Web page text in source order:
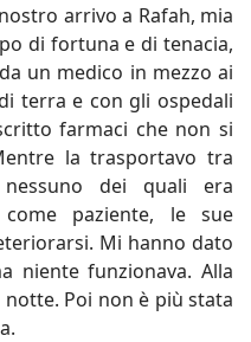
arrivo a Rafah, mia
di fortuna e di tenacia,
un medico in mezzo ai
terra e con gli ospedali
farmaci che non si
la trasportavo tra
dei quali era
paziente, le sue
Mi hanno dato
niente funzionava. Alla
Poi non è più stata